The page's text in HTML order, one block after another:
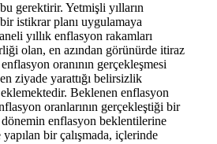
gerektirir. Yetmişli yılların
istikrar planı uygulamaya
yıllık enflasyon rakamları
olan, en azından görünürde itiraz
oranının gerçekleşmesi
ziyade yarattığı belirsizlik
Beklenen enflasyon
oranlarının gerçekleştiği bir
enflasyon beklentilerine
bir çalışmada, içlerinde